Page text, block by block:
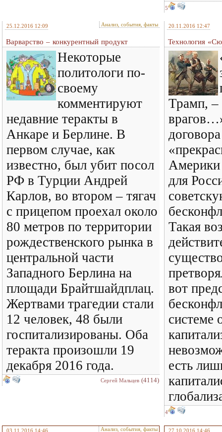
5
25.12.2016 12:09 Анализ, события, факты
Варварство – конкурентный продукт
Некоторые
политологи по-
своему
комментируют
недавние теракты в
Анкаре и Берлине. В
первом случае, как
известно, был убит посол
РФ в Турции Андрей
Карлов, во втором – тягач
с прицепом проехал около
80 метров по территории
рождественского рынка в
центральной части
Западного Берлина на
площади Брайтшайдплац.
Жертвами трагедии стали
12 человек, 48 были
госпитализированы. Оба
теракта произошли 19
декабря 2016 года.
Сергей Мальцев (4114)
20.11.2016 12:47
Технология
Трамп,
Америки
для
Такая
вот
системе
есть
4
03.11.2016 14:46 Анализ, события, факты 27.10.2016 14:46